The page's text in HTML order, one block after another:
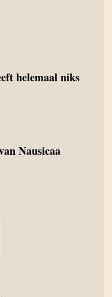
helemaal niks
Nausicaa